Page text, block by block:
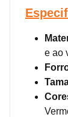
e ao